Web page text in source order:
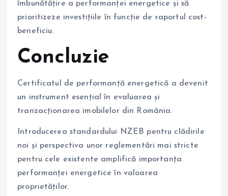
îmbunătățire a performanței energetice și să
prioritizeze investițiile în funcție de raportul cost-
beneficiu.
Concluzie
Certificatul de performanță energetică a devenit
un instrument esențial în evaluarea și
tranzacționarea imobilelor din România.
Introducerea standardului NZEB pentru clădirile
noi și perspectiva unor reglementări mai stricte
pentru cele existente amplifică importanța
performanței energetice în valoarea
proprietăților.